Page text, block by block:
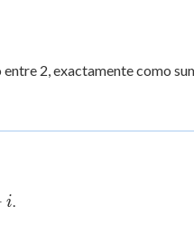
2, exactamente como
i.